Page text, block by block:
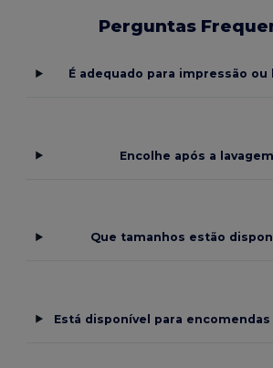
Perguntas
É adequado para impressão ou
Encolhe após a
Que tamanhos estão
Está disponível para encomendas